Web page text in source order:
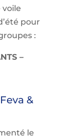
voile
pour
:
–
&
le